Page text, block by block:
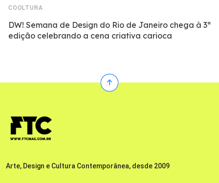
COOLTURA
DW! Semana de Design do Rio de Janeiro chega à 3ª
edição celebrando a cena criativa carioca
Arte, Design e Cultura Contemporânea, desde 2009